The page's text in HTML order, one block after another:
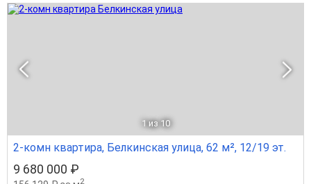
1 из 10
2-комн квартира, Белкинская улица, 62 м², 12/19 эт.
9 680 000 ₽
2